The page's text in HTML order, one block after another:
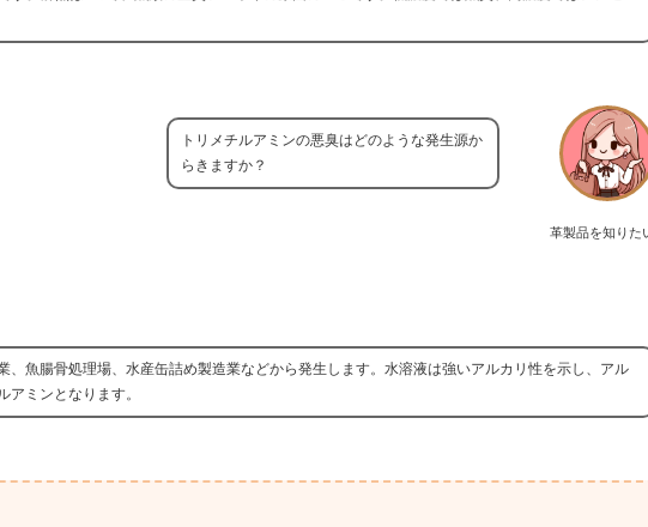
革製品を知りた
トリメチルアミンの悪臭はどのような発生源か
らきますか？
、魚腸骨処理場、水産缶詰め製造業などから発生します。水溶液は強いアルカリ性を示し、アル
ミンとなります。